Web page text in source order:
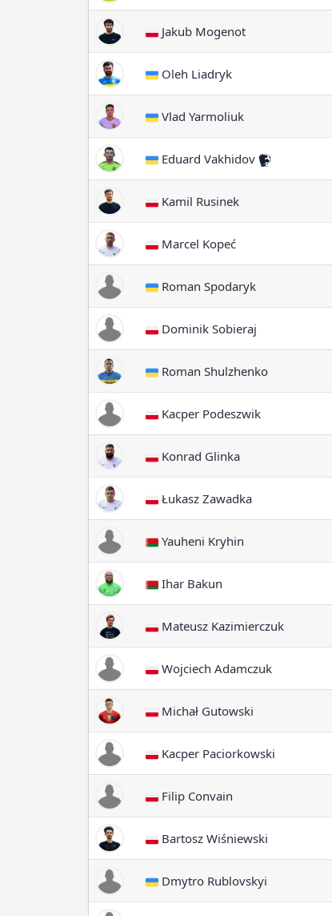
Jakub Mogenot
Oleh Liadryk
Vlad Yarmoliuk
Eduard Vakhidov
Kamil Rusinek
Marcel Kopeć
Roman Spodaryk
Dominik Sobieraj
Roman Shulzhenko
Kacper Podeszwik
Konrad Glinka
Łukasz Zawadka
Yauheni Kryhin
Ihar Bakun
Mateusz Kazimierczuk
Wojciech Adamczuk
Michał Gutowski
Kacper Paciorkowski
Filip Convain
Bartosz Wiśniewski
Dmytro Rublovskyi